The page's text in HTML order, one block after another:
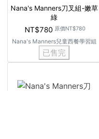
Nana's Manners刀叉組-嫩草
綠
NT$780 原價NT$780
Nana's Manners兒童西餐學習組
已售完